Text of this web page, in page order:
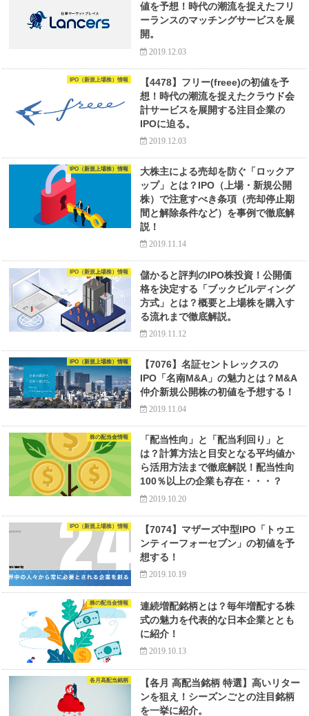
値を予想！時代の潮流を捉えたフリ
ーランスのマッチングサービスを展
開。
2019.12.03
IPO（新規上場株）情報
【4478】フリー(freee)の初値を予
想！時代の潮流を捉えたクラウド会
計サービスを展開する注目企業の
IPOに迫る。
2019.12.03
IPO（新規上場株）情報
大株主による売却を防ぐ「ロックア
ップ」とは？IPO（上場・新規公開
株）で注意すべき条項（売却停止期
間と解除条件など）を事例で徹底解
説！
2019.11.14
IPO（新規上場株）情報
儲かると評判のIPO株投資！公開価
格を決定する「ブックビルディング
方式」とは？概要と上場株を購入す
る流れまで徹底解説。
2019.11.12
IPO（新規上場株）情報
【7076】名証セントレックスの
IPO「名南M&A」の魅力とは？M&A
仲介新規公開株の初値を予想する！
2019.11.04
株の配当金情報
「配当性向」と「配当利回り」と
は？計算方法と目安となる平均値か
ら活用方法まで徹底解説！配当性向
100％以上の企業も存在・・・？
2019.10.20
IPO（新規上場株）情報
【7074】マザーズ中型IPO「トゥエ
ンティーフォーセブン」の初値を予
想する！
2019.10.19
株の配当金情報
連続増配銘柄とは？毎年増配する株
式の魅力を代表的な日本企業ととも
に紹介！
2019.10.13
各月高配当銘柄
【各月 高配当銘柄 特選】高いリター
ンを狙え！シーズンごとの注目銘柄
を一挙に紹介。